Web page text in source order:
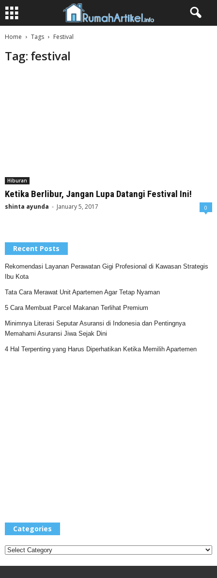
Home Tags Festival
Tag: festival
Hiburan
Ketika Berlibur, Jangan Lupa Datangi Festival Ini!
shinta ayunda - January 5, 2017 0
Recent Posts
Rekomendasi Layanan Perawatan Gigi Profesional di Kawasan Strategis
Ibu Kota
Tata Cara Merawat Unit Apartemen Agar Tetap Nyaman
5 Cara Membuat Parcel Makanan Terlihat Premium
Minimnya Literasi Seputar Asuransi di Indonesia dan Pentingnya
Memahami Asuransi Jiwa Sejak Dini
4 Hal Terpenting yang Harus Diperhatikan Ketika Memilih Apartemen
Categories